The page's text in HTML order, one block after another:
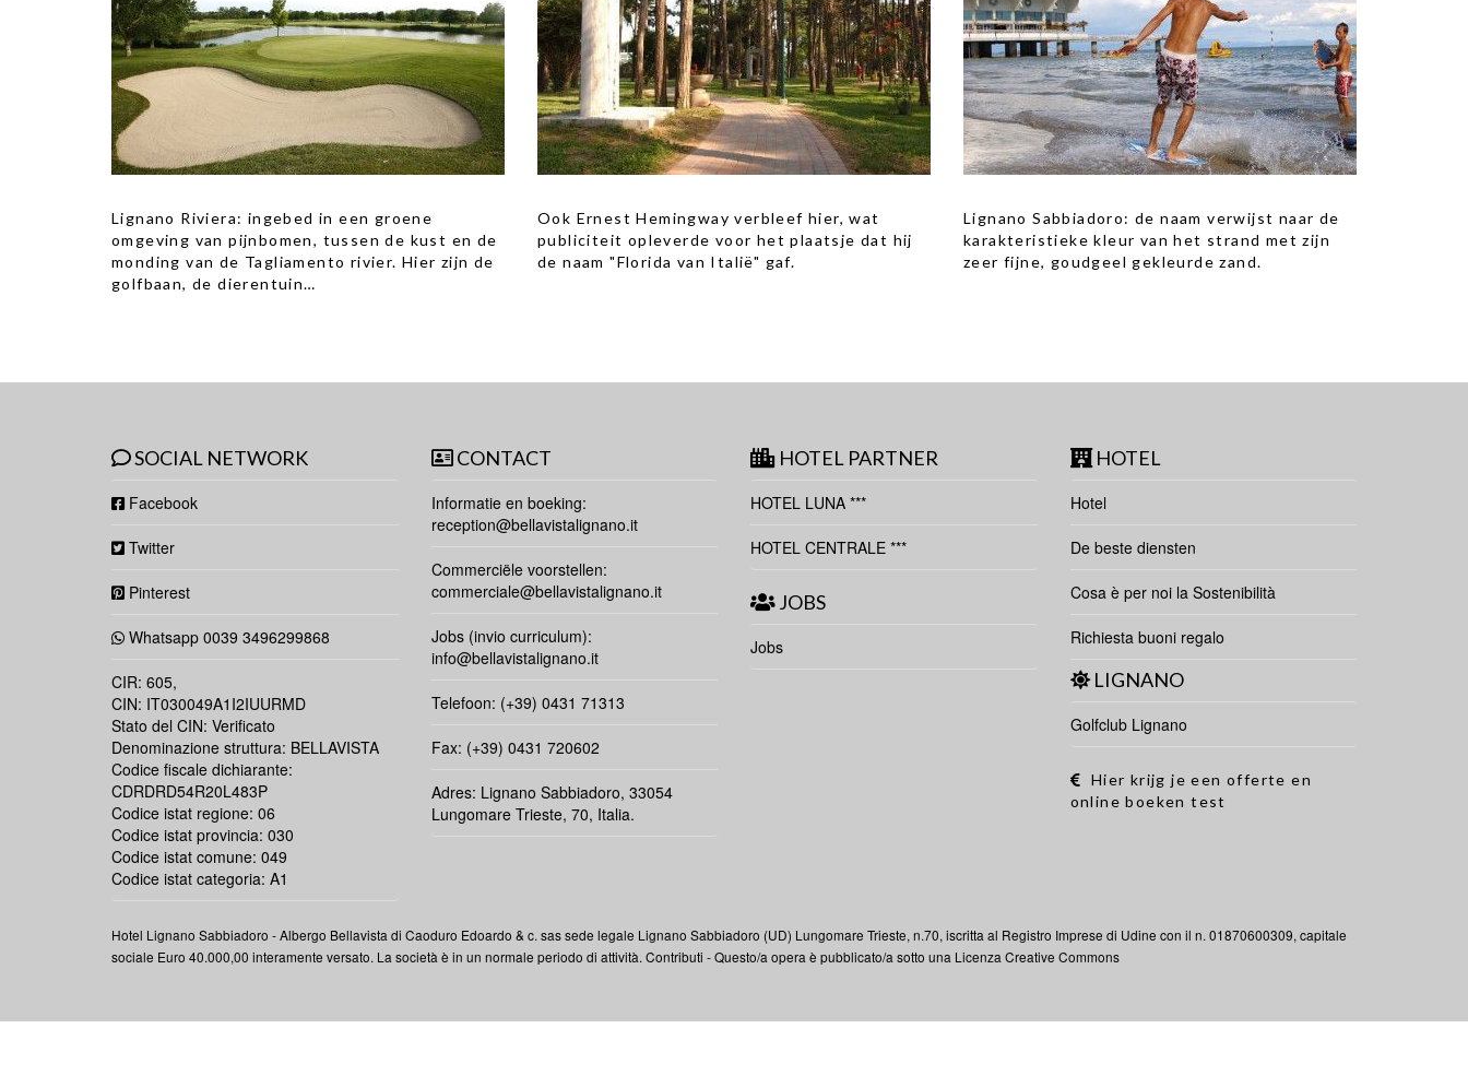
Lignano Riviera: ingebed in een groene
omgeving van pijnbomen, tussen de kust en de
monding van de Tagliamento rivier. Hier zijn de
golfbaan, de dierentuin…
Ook Ernest Hemingway verbleef hier, wat
publiciteit opleverde voor het plaatsje dat hij
de naam "Florida van Italië" gaf.
Lignano Sabbiadoro: de naam verwijst naar de
karakteristieke kleur van het strand met zijn
zeer fijne, goudgeel gekleurde zand.
SOCIAL NETWORK
Facebook
Twitter
Pinterest
Whatsapp 0039 3496299868
CIR: 605,
CIN: IT030049A1I2IUURMD
Stato del CIN: Verificato
Denominazione struttura: BELLAVISTA
Codice fiscale dichiarante:
CDRDRD54R20L483P
Codice istat regione: 06
Codice istat provincia: 030
Codice istat comune: 049
Codice istat categoria: A1
CONTACT
Informatie en boeking:
reception@bellavistalignano.it
Commerciële voorstellen:
commerciale@bellavistalignano.it
Jobs (invio curriculum):
info@bellavistalignano.it
Telefoon: (+39) 0431 71313
Fax: (+39) 0431 720602
Adres: Lignano Sabbiadoro, 33054
Lungomare Trieste, 70, Italia.
HOTEL PARTNER
HOTEL LUNA ***
HOTEL CENTRALE ***
JOBS
Jobs
HOTEL
Hotel
De beste diensten
Cosa è per noi la Sostenibilità
Richiesta buoni regalo
LIGNANO
Golfclub Lignano
Hier krijg je een offerte en
online boeken test
Hotel Lignano Sabbiadoro -Albergo Bellavista di Caoduro Edoardo & c. sas sede legale Lignano Sabbiadoro (UD) Lungomare Trieste, n.70, iscritta al Registro Imprese di Udine con il n. 01870600309, capitale
sociale Euro 40.000,00 interamente versato. La società è in un normale periodo di attività. Contributi - Questo/a opera è pubblicato/a sotto una Licenza Creative Commons